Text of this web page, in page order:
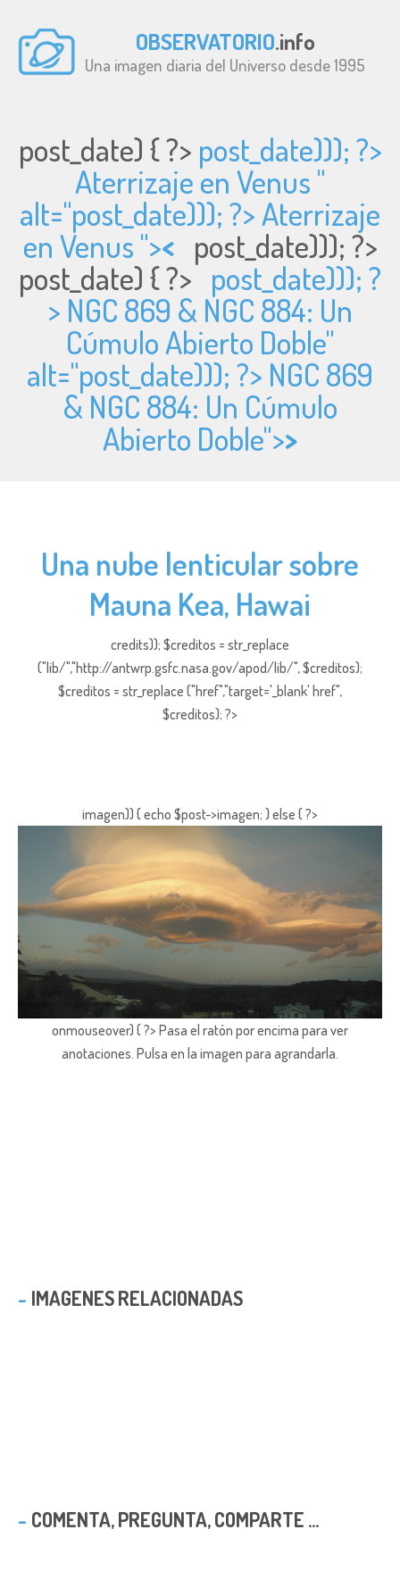
OBSERVATORIO.info
Una imagen diaria del Universo desde 1995
post_date) { ?> post_date))); ?>
Aterrizaje en Venus "
alt="post_date))); ?> Aterrizaje
en Venus ">< post_date))); ?>
post_date) { ?> post_date))); ?
> NGC 869 & NGC 884: Un
Cúmulo Abierto Doble"
alt="post_date))); ?> NGC 869
& NGC 884: Un Cúmulo
Abierto Doble">>
Una nube lenticular sobre
Mauna Kea, Hawai
credits)); $creditos = str_replace
("lib/","http://antwrp.gsfc.nasa.gov/apod/lib/", $creditos);
$creditos = str_replace ("href","target='_blank' href",
$creditos); ?>
imagen)) { echo $post->imagen; } else { ?>
onmouseover) { ?> Pasa el ratón por encima para ver
anotaciones. Pulsa en la imagen para agrandarla.
IMAGENES RELACIONADAS
COMENTA, PREGUNTA, COMPARTE ...